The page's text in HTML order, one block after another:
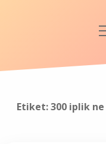
Anasayfa
Etiket:300 iplik